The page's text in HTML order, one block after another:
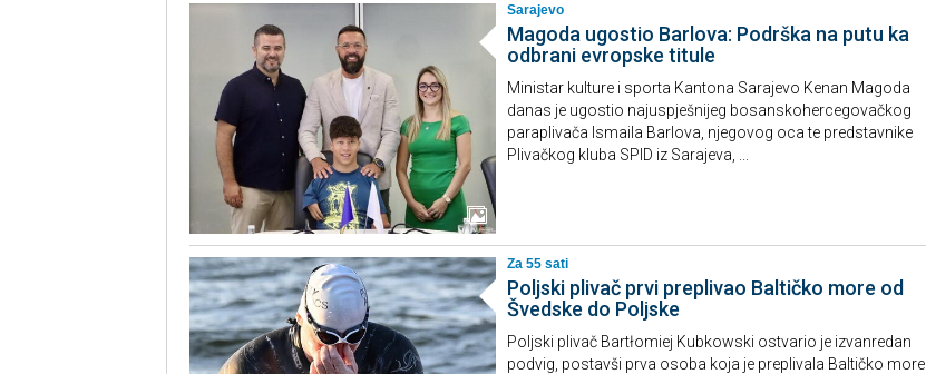
Sarajevo
Magoda ugostio Barlova: Podrška na putu ka
odbrani evropske titule
Ministar kulture i sporta Kantona Sarajevo Kenan Magoda
danas je ugostio najuspješnijeg bosanskohercegovačkog
paraplivača Ismaila Barlova, njegovog oca te predstavnike
Plivačkog kluba SPID iz Sarajeva, ...
Za 55 sati
Poljski plivač prvi preplivao Baltičko more od
Švedske do Poljske
Poljski plivač Bartłomiej Kubkowski ostvario je izvanredan
podvig, postavši prva osoba koja je preplivala Baltičko more